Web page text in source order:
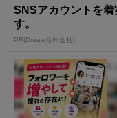
SNSアカウントを
す。
PR(Dreaw合同会社)